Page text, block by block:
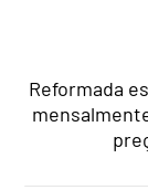
Reformada